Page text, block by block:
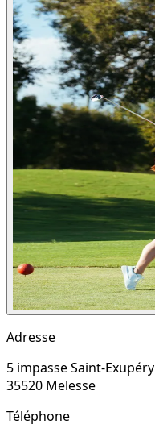
Adresse
5 impasse Saint-Exupéry
35520 Melesse
Téléphone